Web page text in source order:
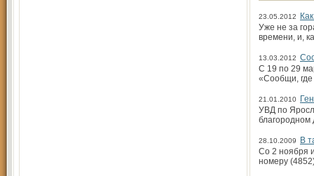
23.05.2012
Уже не за
времени, и,
13.03.2012
С 19 по 29
«Сообщи, где
21.01.2010
УВД по
благородном
28.10.2009
В
Со 2 ноября
номеру